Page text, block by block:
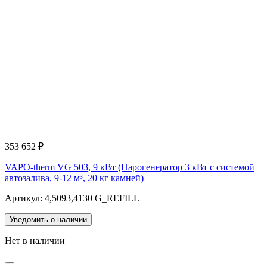
353 652 ₽
VAPO-therm VG 503, 9 кВт (Парогенератор 3 кВт с системой
автозалива, 9-12 м³, 20 кг камней)
Артикул: 4,5093,4130 G_REFILL
Уведомить о наличии
Нет в наличии